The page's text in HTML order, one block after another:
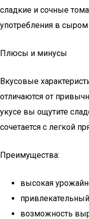
сладкие и сочные
употребления в сыром
Плюсы и минусы
Вкусовые
отличаются от
укусе вы ощутите
сочетается с легкой
Преимущества:
высокая
возможность